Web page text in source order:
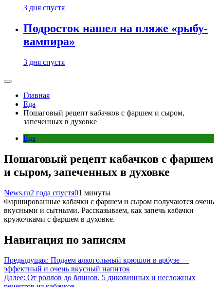
3 дня спустя
Подросток нашел на пляже «рыбу-
вампира»
3 дня спустя
Главная
Еда
Пошаговый рецепт кабачков с фаршем и сыром,
запеченных в духовке
Еда
Пошаговый рецепт кабачков с фаршем
и сыром, запеченных в духовке
News.ru2 года спустя01 минуты
Фаршированные кабачки с фаршем и сыром получаются очень
вкусными и сытными. Рассказываем, как запечь кабачки
кружочками с фаршем в духовке.
Навигация по записям
Предыдущая: Подаем алкогольный крюшон в арбузе —
эффектный и очень вкусный напиток
Далее: От роллов до блинов. 5 диковинных и несложных